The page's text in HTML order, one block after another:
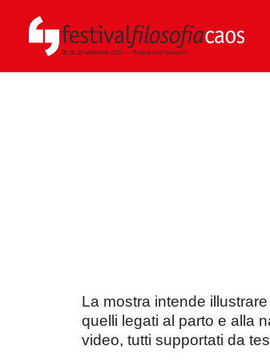
La mostra intende
quelli legati al parto e alla
video, tutti supportati da